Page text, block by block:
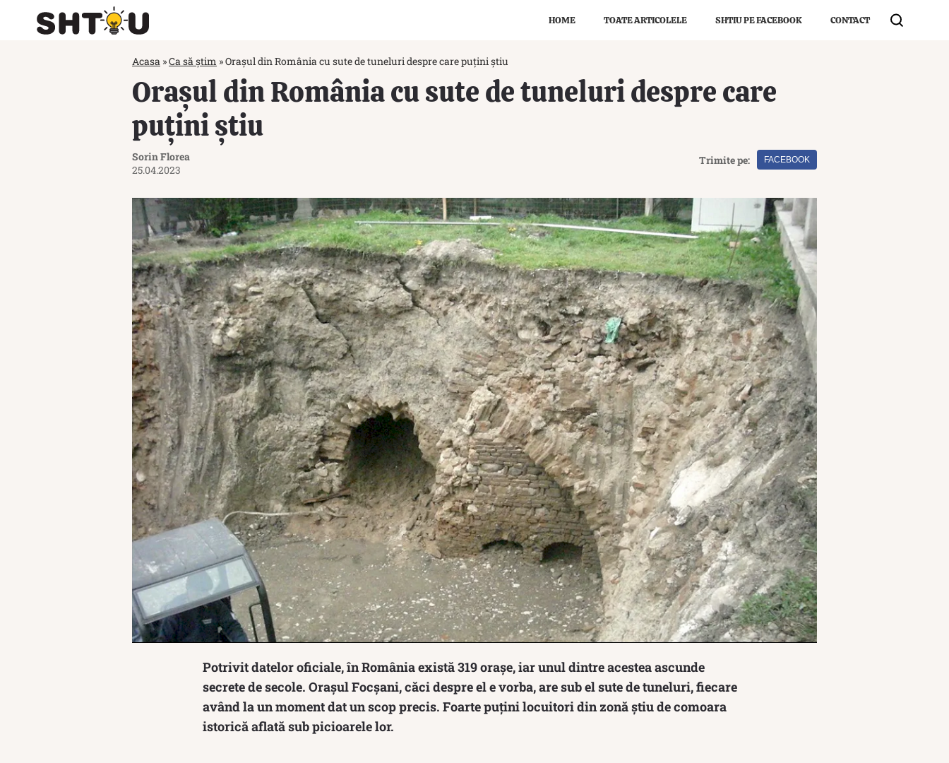
HOME TOATE ARTICOLELE SHTIU PE FACEBOOK CONTACT
Acasa »Ca să știm »Orașul din România cu sute de tuneluri despre care puțini știu
Orașul din România cu sute de tuneluri despre care
puțini știu
Sorin Florea
25.04.2023
Trimite pe: FACEBOOK
Potrivit datelor oficiale, în România există 319 orașe, iar unul dintre acestea ascunde
secrete de secole. Orașul Focșani, căci despre el e vorba, are sub el sute de tuneluri, fiecare
având la un moment dat un scop precis. Foarte puțini locuitori din zonă știu de comoara
istorică aflată sub picioarele lor.